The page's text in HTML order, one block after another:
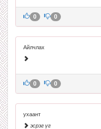
0 0
Айлчлах
0 0
ухаант
эсрэг үг